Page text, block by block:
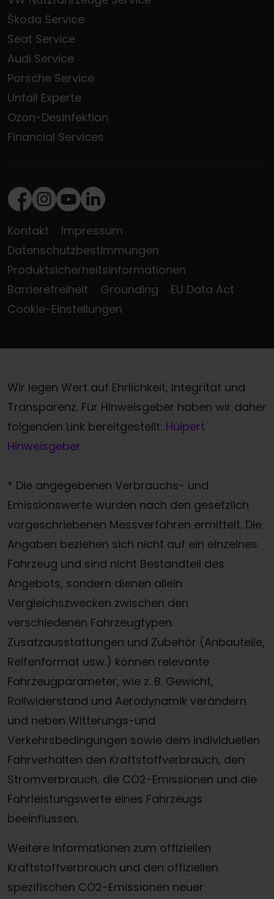
Škoda Service
Seat Service
Audi Service
Porsche Service
Unfall Experte
Ozon-Desinfektion
Financial Services
Facebook
Instagram
Youtube
LinkedIn
Kontakt
Impressum
Datenschutzbestimmungen
Produktsicherheitsinformationen
Barrierefreiheit
Grounding
EU Data Act
Cookie-Einstellungen
Wir legen Wert auf Ehrlichkeit, Integrität und
Transparenz. Für Hinweisgeber haben wir daher
folgenden Link bereitgestellt: Hülpert
Hinweisgeber
* Die angegebenen Verbrauchs- und
Emissionswerte wurden nach den gesetzlich
vorgeschriebenen Messverfahren ermittelt. Die
Angaben beziehen sich nicht auf ein einzelnes
Fahrzeug und sind nicht Bestandteil des
Angebots, sondern dienen allein
Vergleichszwecken zwischen den
verschiedenen Fahrzeugtypen.
Zusatzausstattungen und Zubehör (Anbauteile,
Reifenformat usw.) können relevante
Fahrzeugparameter, wie z. B. Gewicht,
Rollwiderstand und Aerodynamik verändern
und neben Witterungs-und
Verkehrsbedingungen sowie dem individuellen
Fahrverhalten den Kraftstoffverbrauch, den
Stromverbrauch, die CO2-Emissionen und die
Fahrleistungswerte eines Fahrzeugs
beeinflussen.
Weitere Informationen zum offiziellen
Kraftstoffverbrauch und den offiziellen
spezifischen CO2-Emissionen neuer